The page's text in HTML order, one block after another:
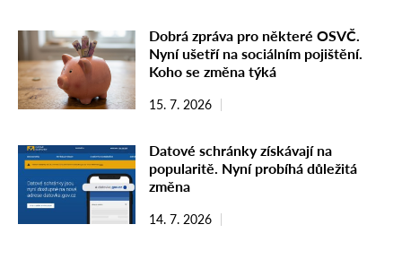
Dobrá zpráva pro některé OSVČ.
Nyní ušetří na sociálním pojištění.
Koho se změna týká
15. 7. 2026
Datové schránky získávají na
popularitě. Nyní probíhá důležitá
změna
14. 7. 2026